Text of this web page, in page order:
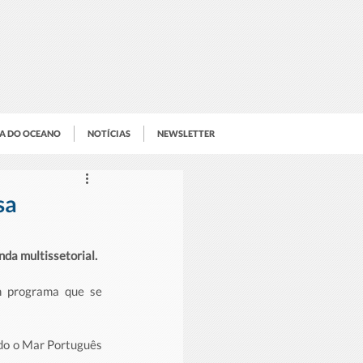
DO OCEANO NOTÍCIAS NEWSLETTER
multissetorial.
que se
o Mar Português